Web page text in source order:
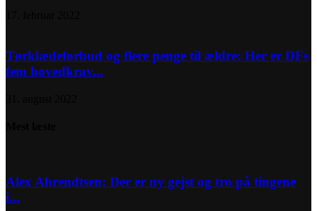
Tørklædeforbud og flere penge til ældre: Her er DFs
fem hovedkrav...
Alex Ahrendtsen: Der er ny gejst og tro på tingene
i...